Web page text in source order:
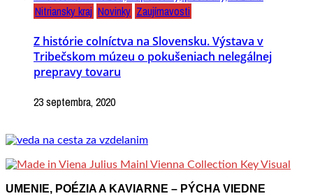
Nitriansky kraj Novinky Zaujímavosti
Z histórie colníctva na Slovensku. Výstava v
Tribečskom múzeu o pokušeniach nelegálnej
prepravy tovaru
23 septembra, 2020
UMENIE, POÉZIA A KAVIARNE – PÝCHA VIEDNE